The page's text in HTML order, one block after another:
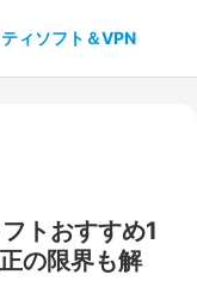
ィソフト＆VPN
トおすすめ1
の限界も解